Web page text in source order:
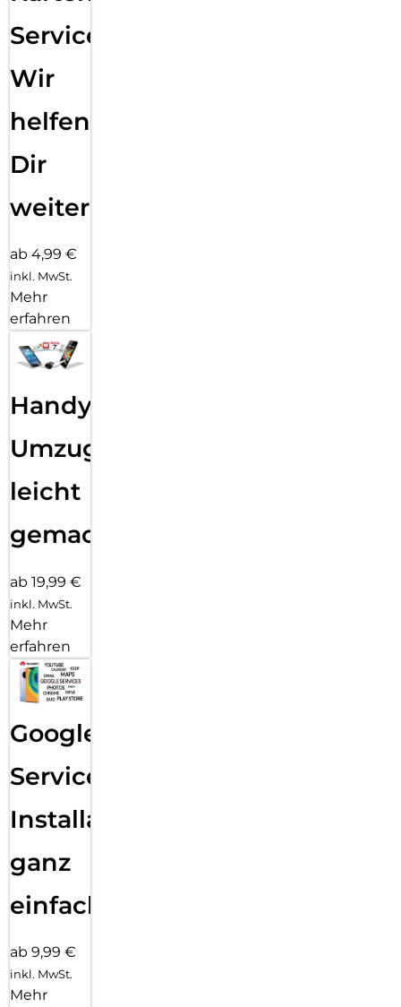
Service:
Wir
helfen
Dir
weiter
ab 4,99 €
inkl. MwSt.
Mehr
erfahren
Handy
Umzug
leicht
gemacht!
ab 19,99 €
inkl. MwSt.
Mehr
erfahren
Google
Services
Installation
ganz
einfach
ab 9,99 €
inkl. MwSt.
Mehr